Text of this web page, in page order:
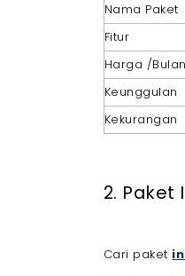
Nama Paket
Fitur
Harga /Bulan
Keunggulan
Kekurangan
2.
Cari paket